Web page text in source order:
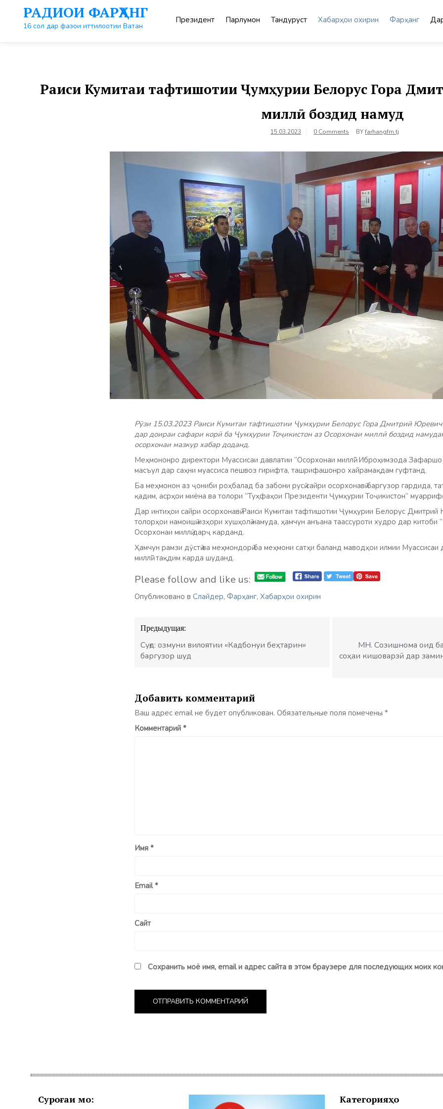
контенту
РАДИОИ ФАРҲАНГ
16 сол дар фазои иттилоотии Ватан
Президент Парлумон Тандурустӣ Хабарҳои охирин Фарҳанг
Раиси Кумитаи тафтишотии Ҷумҳурии Белорус Гора
миллӣ боздид намуд
15.03.2023 0 Comments BYfarhangfm.tj
Рӯзи 15.03.2023 Раиси Кумитаи тафтишотии Ҷумҳурии Белорус Гора Дмитрий
дар доираи сафари корӣ ба Ҷумҳурии Тоҷикистон аз Осорхонаи миллӣ боздид
осорхонаи мазкур хабар доданд.
Меҳмононро директори Муассисаи давлатии “Осорхонаи миллӣ” Иброҳимзода
масъул дар саҳни муассиса пешвоз гирифта, ташрифашонро хайрамақдам гуфтанд.
Ба меҳмонон аз ҷониби роҳбалад ба забони русӣ сайри осорхонавӣ баргузор гардида,
қадим, асрҳои миёна ва толори “Туҳфаҳои Президенти Ҷумҳурии Тоҷикистон”
Дар интиҳои сайри осорхонавӣ Раиси Кумитаи тафтишотии Ҷумҳурии Белорус
толорҳои намоишӣ изҳори хушҳолӣ намуда, ҳамчун анъана таассуроти худро дар китоби
Осорхонаи миллӣ дарҷ карданд.
Ҳамчун рамзи дӯстӣ ва меҳмондорӣ ба меҳмони сатҳи баланд маводҳои илмии Муассисаи
миллӣ” тақдим карда шуданд.
Please follow and like us:
Опубликовано в Слайдер, Фарҳанг, Хабарҳои охирин
Навигация
по
записям
Предыдущая:
Суғд: озмуни вилоятии «Кадбонуи беҳтарин»
баргузор шуд
МН. Созишнома оид
соҳаи кишоварзӣ дар
Добавить комментарий
Ваш адрес email не будет опубликован. Обязательные поля помечены *
Комментарий *
Имя *
Email*
Сайт
Сохранить моё имя, email и адрес сайта в этом браузере для последующих моих
Суроғаи мо: Категорияҳо